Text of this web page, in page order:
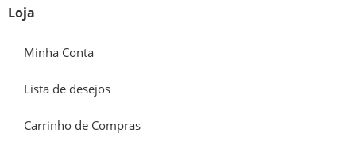
Loja
Minha Conta
Lista de desejos
Carrinho de Compras